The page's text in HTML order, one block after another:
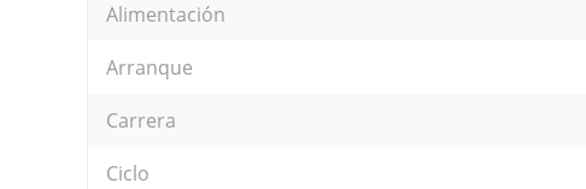
Alimentación
Arranque
Carrera
Ciclo